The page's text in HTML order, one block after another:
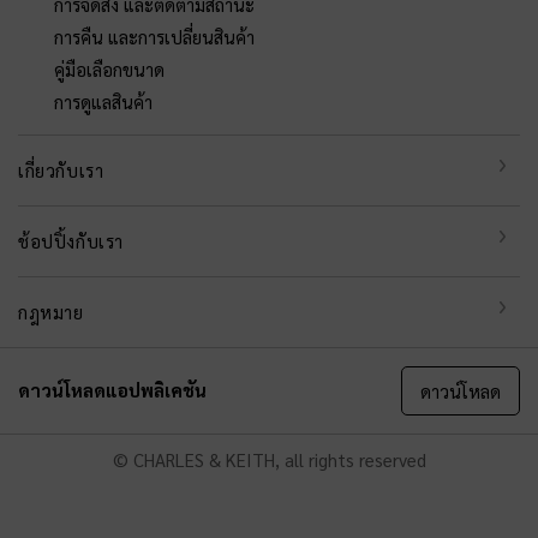
การคืน และการเปลี่ยนสินค้า
คู่มือเลือกขนาด
การดูแลสินค้า
เกี่ยวกับเรา
ช้อปปิ้งกับเรา
กฎหมาย
ดาวน์โหลดแอปพลิเคชัน ดาวน์โหลด
© CHARLES & KEITH, all rights reserved